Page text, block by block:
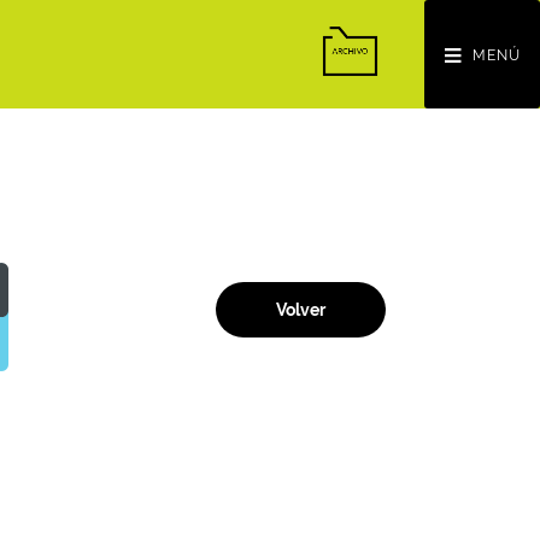
MENÚ
Volver